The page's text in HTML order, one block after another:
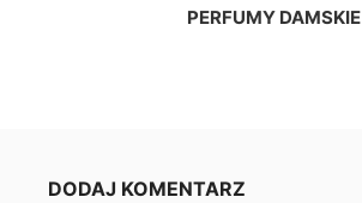
PERFUMY DAMSKIE
DODAJ KOMENTARZ